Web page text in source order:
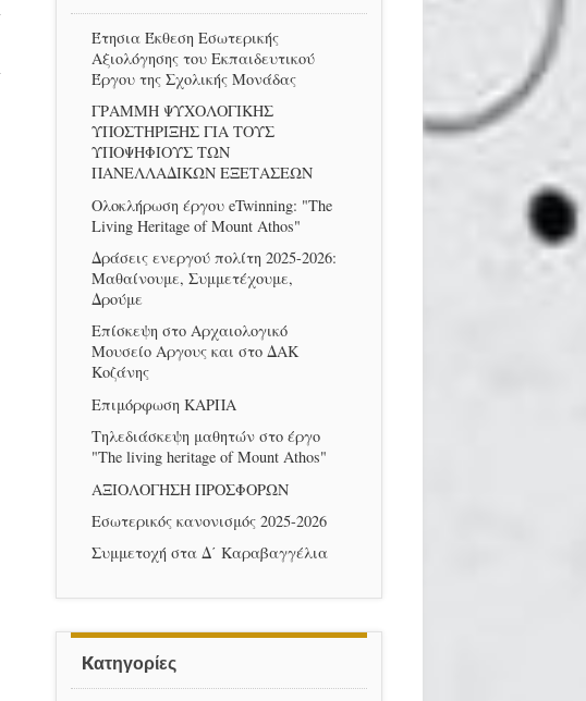
Έτησια Έκθεση Εσωτερικής
Αξιολόγησης του Εκπαιδευτικού
Έργου της Σχολικής Μονάδας
ΓΡΑΜΜΗ ΨΥΧΟΛΟΓΙΚΗΣ
ΥΠΟΣΤΗΡΙΞΗΣ ΓΙΑ ΤΟΥΣ
ΥΠΟΨΗΦΙΟΥΣ ΤΩΝ
ΠΑΝΕΛΛΑΔΙΚΩΝ ΕΞΕΤΑΣΕΩΝ
Ολοκλήρωση έργου eTwinning: "The
Living Heritage of Mount Athos"
Δράσεις ενεργού πολίτη 2025-2026:
Μαθαίνουμε, Συμμετέχουμε,
Δρούμε
Επίσκεψη στο Αρχαιολογικό
Μουσείο Αργους και στο ΔΑΚ
Κοζάνης
Επιμόρφωση ΚΑΡΠΑ
Τηλεδιάσκεψη μαθητών στο έργο
"The living heritage of Mount Athos"
ΑΞΙΟΛΟΓΗΣΗ ΠΡΟΣΦΟΡΩΝ
Εσωτερικός κανονισμός 2025-2026
Συμμετοχή στα Δ΄ Καραβαγγέλια
Kατηγορίες